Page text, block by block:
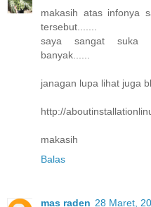
makasih atas infonya
tersebut.......
saya sangat suka
banyak......
janagan lupa lihat juga
http://
makasih
Balas
mas raden 28 Maret,